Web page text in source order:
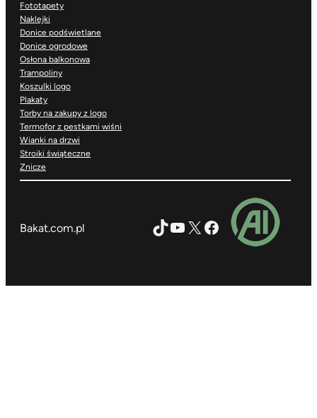
Fototapety
Naklejki
Donice podświetlane
Donice ogrodowe
Osłona balkonowa
Trampoliny
Koszulki logo
Plakaty
Torby na zakupy z logo
Termofor z pestkami wiśni
Wianki na drzwi
Stroiki świąteczne
Znicze
Bakat.com.pl TikTok
YouTube
X Facebook